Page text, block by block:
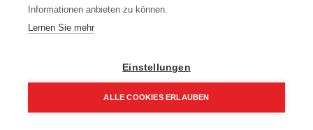
Lieferfrist ca. 2-6 Werktage
Kostenlose Lieferung ab EUR 500
Teilen Sie dieses Produkt:
Informationen anbieten zu können.
Lernen Sie mehr
Einstellungen
ALLE COOKIES ERLAUBEN